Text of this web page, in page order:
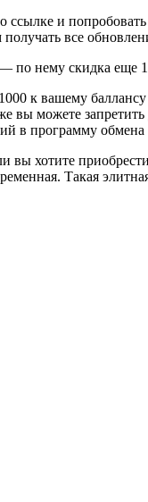
ссылке и
все
по нему скидка еще
к вашему
вы можете
в программу
вы хотите
Такая